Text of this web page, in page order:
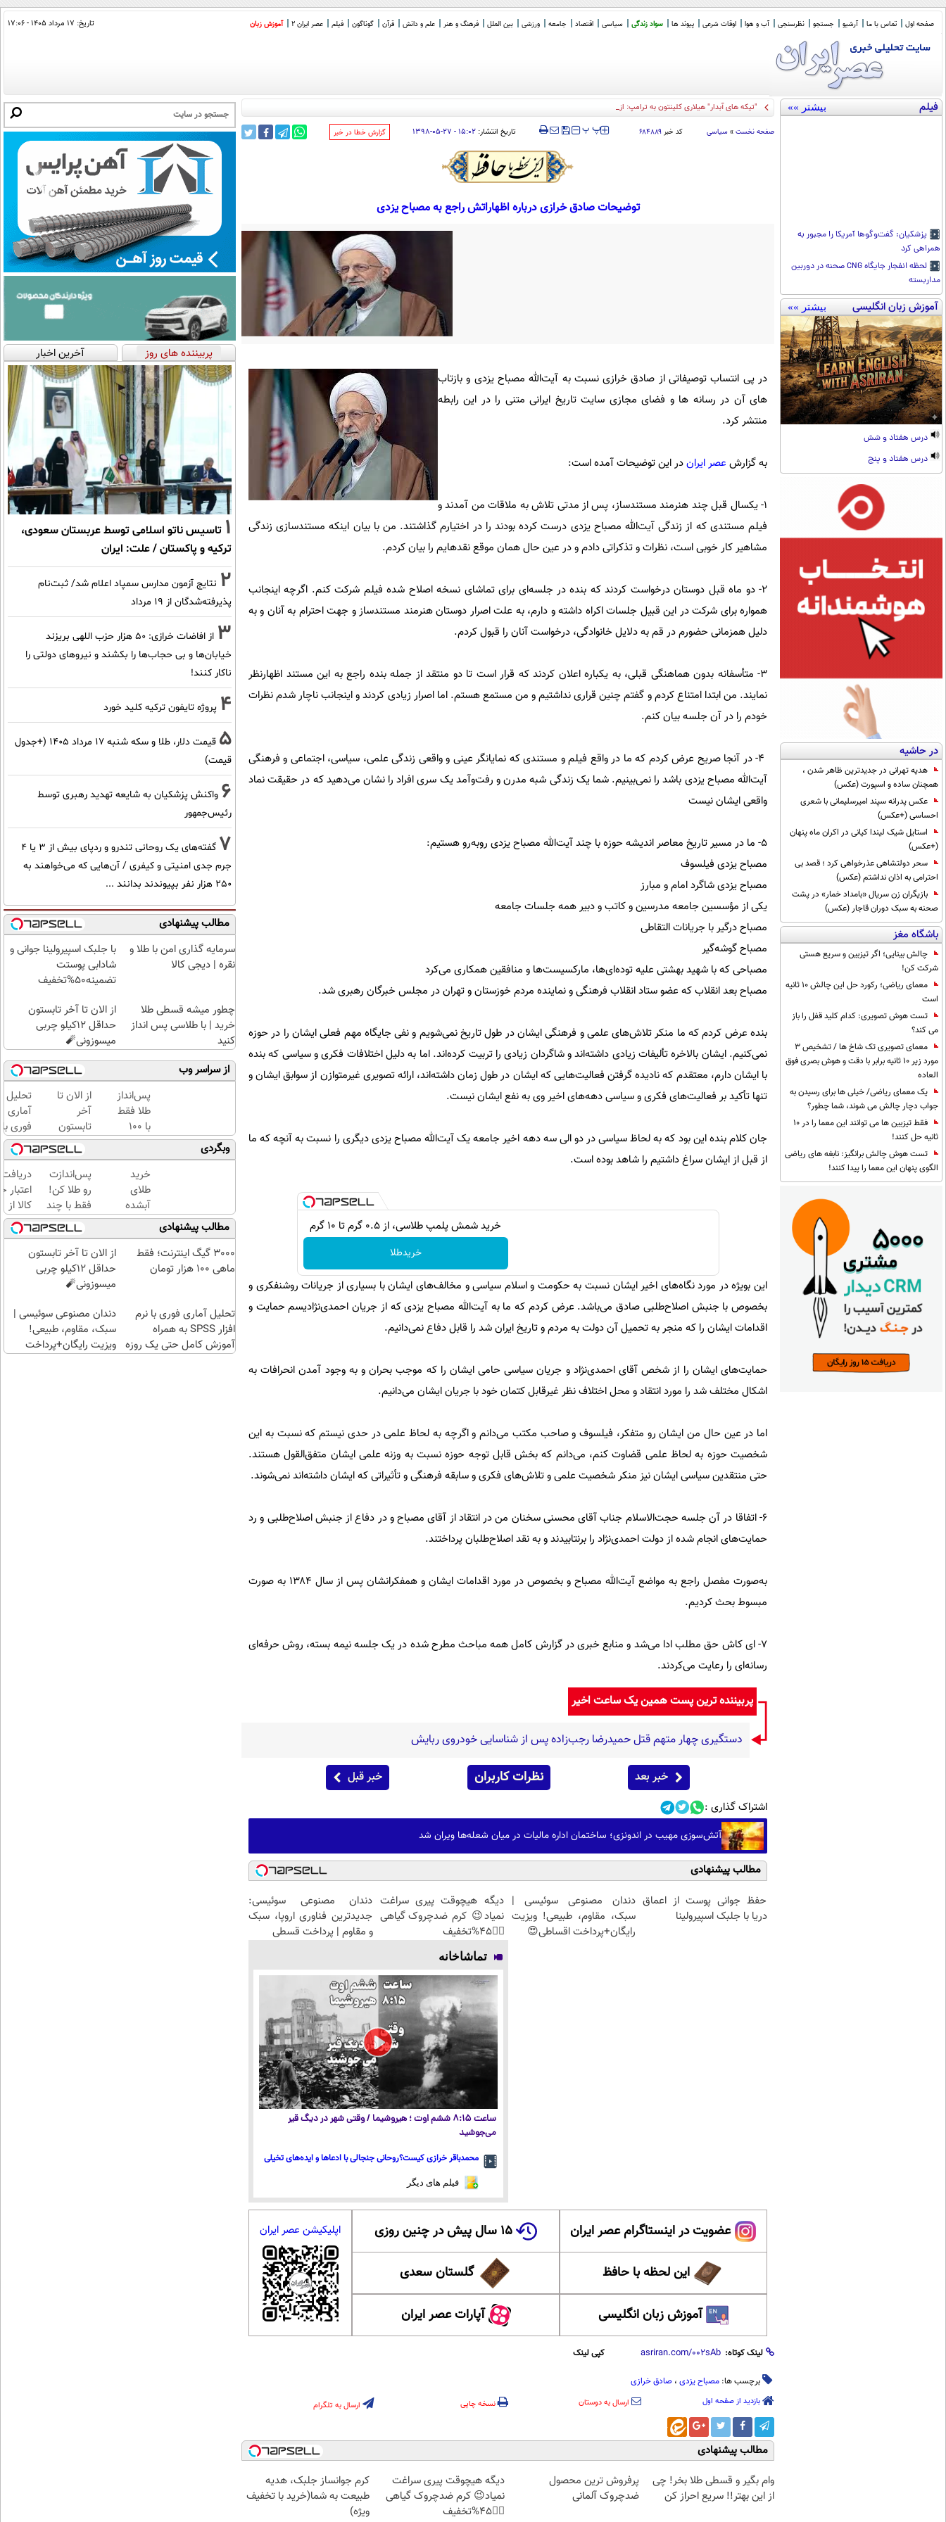
صفحه اول تماس با ما آرشیو جستجو نظرسنجی آب و هوا اوقات شرعی پیوند ها سواد زندگی سیاسی اقتصاد جامعه ورزشی بین الملل فرهنگ و هنر علم و دانش قرآن گوناگون فیلم عصر ایران 2 آموزش زبان تاریخ: ۱۷ مرداد ۱۴۰۵ - ۱۷:۰۶
فیلم بیشتر »»
پزشکیان: گفت‌و‌گو‌ها آمریکا را مجبور به
همراهی کرد
لحظه انفجار جایگاه CNG صحنه در دوربین
مداربسته
آموزش زبان انگلیسی بیشتر »»
درس هفتاد و شش
درس هفتاد و پنج
در حاشیه
هدیه تهرانی در جدیدترین ظاهر شدن ،
همچنان ساده و اسپورت (عکس)
عکس پدرانه سپند امیرسلیمانی با شعری
احساسی (+عکس)
استایل شیک لیندا کیانی در اکران ماه پنهان
(+عکس)
سحر دولتشاهی عذرخواهی کرد ؛ قصد بی
احترامی به اذان نداشتم (عکس)
بازیگران زن سریال «بامداد خمار» در پشت
صحنه به سبک دوران قاجار (عکس)
باشگاه مغز
چالش بینایی؛ اگر تیزبین و سریع هستی
شرکت کن!
معمای ریاضی؛ رکورد حل این چالش 10 ثانیه
است
تست هوش تصویری: کدام کلید قفل را باز
می کند؟
معمای تصویری تک شاخ ها / تشخیص 3
مورد زیر 10 ثانیه برابر با دقت و هوش بصری فوق
العاده
یک معمای ریاضی/ خیلی ها برای رسیدن به
جواب دچار چالش می شوند، شما چطور؟
فقط تیزبین ها می توانند این معما را در 10
ثانیه حل کنند!
تست هوش چالش برانگیز: نابغه های ریاضی
الگوی پنهان این معما را پیدا کنند!
"تیکه های آبدار" هیلاری کلینتون به ترامپ: از قصر صدام و ور رفتن ب
صفحه نخست » سیاسی کد خبر ۶۸۴۸۸۹ ‍‍‍ پپ تاریخ انتشار: ۱۵:۰۲ - ۲۷-۰۵-۱۳۹۸ ‌گزارش خطا در خبر
توضیحات صادق خرازی درباره اظهاراتش راجع به مصباح یزدی
در پی انتساب توصیفاتی از صادق خرازی نسبت به آیت‌الله مصباح یزدی و بازتاب
های آن در رسانه ها و فضای مجازی سایت تاریخ ایرانی متنی را در این رابطه
منتشر کرد.
به گزارش عصر ایراندر این توضیحات آمده است:
۱- یکسال قبل چند هنرمند مستندساز، پس از مدتی تلاش به ملاقات من آمدند و
فیلم مستندی كه از زندگی آیت‌الله مصباح یزدی درست كرده بودند را در اختيارم گذاشتند. من با بيان اينكه مستندسازی زندگی
مشاهير کار خوبی است، نظرات و تذکراتی دادم و در عين حال همان موقع نقدهایم را بیان کردم.
۲- دو ماه قبل دوستان درخواست کردند كه بنده در جلسه‌ای براى تماشاى نسخه اصلاح شده فيلم شرکت کنم. اگرچه اينجانب
همواره براى شركت در اين قبيل جلسات اکراه داشته و دارم، به علت اصرار دوستان هنرمند مستندساز و جهت احترام به آنان و به
دليل همزمانی حضورم در قم به دلايل خانوادگى، درخواست آنان را قبول كردم.
۳- متأسفانه بدون هماهنگی قبلی، به یکباره اعلان كردند كه قرار است تا دو منتقد از جمله بنده راجع به این مستند اظهارنظر
نمایند. من ابتدا امتناع کردم‌ و گفتم چنین قراری نداشتیم و من مستمع هستم. اما اصرار زیادی کردند و اینجانب ناچار شدم نظرات
خودم را در آن جلسه بيان كنم.
۴- در آنجا صریح عرض كردم كه ما در واقع فیلم و مستندی که نمایانگر عينى و واقعی زندگی علمی، سیاسی، اجتماعی و فرهنگی
آیت‌الله مصباح یزدی باشد را نمی‌بینیم. شما یک زندگی شبه مدرن و رفت‌وآمد یک سری افراد را نشان می‌دهید که در حقیقت نماد
واقعی ایشان نیست
۵- ما در مسیر تاریخ معاصر اندیشه حوزه با چند آیت‌الله مصباح یزدی روبه‌رو هستيم:
مصباح یزدی فیلسوف
مصباح یزدی شاگرد امام و مبارز
یکی از مؤسسین جامعه مدرسین و کاتب و دبیر همه جلسات جامعه
مصباح درگیر با جریانات التقاطی
مصباح گوشه‌گیر
مصباحی كه با شهید بهشتی علیه توده‌ای‌ها، مارکسیست‌ها و منافقین همكارى می‌کرد
مصباح بعد انقلاب كه عضو ستاد انقلاب فرهنگى و نماينده مردم خوزستان و تهران در مجلس خبرگان رهبرى شد.
بنده عرض كردم كه ما منکر تلاش‌های علمى و فرهنگى ايشان در طول تاريخ نمی‌شویم و نفى جايگاه مهم فعلى ايشان را در حوزه
نمی‌کنیم. ايشان بالاخره تألیفات زيادى داشته‌اند و شاگردان زيادى را تربیت ‌کرده‌اند. اما به دلیل اختلافات فكرى و سياسى كه بنده
با ايشان دارم، معتقدم كه ناديده گرفتن فعالیت‌هایی كه ايشان در طول زمان داشته‌اند، ارائه تصويرى غيرمتوازن از سوابق ايشان و
تنها تأکید بر فعالیت‌های فكرى و سياسى دهه‌های اخير وى به نفع ايشان نيست.
جان كلام بنده اين بود كه به لحاظ سیاسی در دو الی سه دهه اخیر جامعه یک آیت‌الله مصباح یزدی دیگری را نسبت به آنچه كه ما
از قبل از ايشان سراغ داشتيم را شاهد بوده است.
خرید شمش پلمپ طلاسی، از ۰.۵ گرم تا ۱۰ گرم
خریدطلا
اين بويژه در مورد نگاه‌های اخير ايشان نسبت به حكومت و اسلام سياسى و مخالف‌های ايشان با بسيارى از جريانات روشنفكرى و
بخصوص با جنبش اصلاح‌طلبی صادق می‌باشد. عرض كردم كه ما به آیت‌الله مصباح یزدی که از جریان احمدی‌نژادیسم حمايت و
اقدامات ايشان را كه منجر به تحميل آن دولت به مردم و تاریخ ایران شد را قابل دفاع نمی‌دانیم.
حمایت‌های ایشان را از شخص آقای احمدی‌نژاد و جريان سياسى حامى ايشان را كه موجب بحران و به وجود آمدن انحرافات به
اشکال مختلف شد را مورد انتقاد و محل اختلاف نظر غیرقابل کتمان خود با جريان ايشان می‌دانيم.
اما در عين حال من ایشان رو متفکر، فیلسوف و صاحب مكتب می‌دانم و اگرچه به لحاظ علمی در حدی نیستم که نسبت به این
شخصیت حوزه به لحاظ علمى قضاوت كنم، می‌دانم كه بخش قابل توجه حوزه نسبت به وزنه علمی ایشان متفق‌القول هستند.
حتی منتقدین سیاسی ایشان نيز منکر شخصیت علمی و تلاش‌های فکری و سابقه فرهنگی و تأثیراتی كه ایشان داشته‌اند نمی‌شوند.
۶- اتفاقا در آن جلسه حجت‌الاسلام جناب آقای محسنی سخنان من در انتقاد از آقای مصباح و در دفاع از جنبش اصلاح‌طلبی و رد
حمایت‌های انجام شده از دولت احمدی‌نژاد را برنتابیدند و به نقد اصلاح‌طلبان پرداختند.
به‌صورت مفصل راجع به مواضع آیت‌الله مصباح و بخصوص در مورد اقدامات ايشان و همفكرانشان پس از سال ۱۳۸۴ به صورت
مبسوط بحث کردیم.
۷- ای ‌کاش حق مطلب ادا می‌شد و منابع خبرى در گزارش كامل همه مباحث مطرح شده در یک جلسه نیمه بسته، روش حرفه‌ای
رسانه‌ای را رعايت می‌کردند.
پربیننده ترین پست همین یک ساعت اخیر
دستگیری چهار متهم قتل حمیدرضا رجب‌زاده پس از شناسایی خودروی ربایش
خبر بعد نظرات کاربران خبر قبل
اشتراک گذاری :
آتش‌سوزی مهیب در اندونزی؛ ساختمان اداره مالیات در میان شعله‌ها ویران شد
مطالب پیشنهادی
حفظ جوانی پوست از اعماق
دریا با جلبک اسپیرولینا
دندان مصنوعی سوئیسی |
سبک، مقاوم، طبیعی! ویزیت
رایگان+پرداخت اقساطی😍
دیگه هیچوقت پیری سراغت
نمیاد😉 کرم ضدچروک گیاهی
👈🏻45%تخفیف
دندان مصنوعی سوئیسی:
جدیدترین فناوری اروپا، سبک
و مقاوم | پرداخت قسطی
تماشاخانه
ساعت ۸:۱۵ ششم اوت ؛ هیروشیما / وقتی شهر در دیگ قیر
می‌جوشید
محمدباقر خرازی کیست؟روحانی جنجالی با ادعاها و ایده‌های تخیلی
فیلم های دیگر
عضویت در اینستاگرام عصر ایران ۱۵ سال پیش در چنین روزی
این لحظه با حافظ گلستان سعدی
آموزش زبان انگلیسی آپارات عصر ایران
اپلیکیشن عصر ایران
لینک کوتاه: کپی لینک
برچسب ها: مصباح یزدی ، صادق خرازی
بازدید از صفحه اول ارسال به دوستان نسخه چاپی ارسال به تلگرام
مطالب پیشنهادی
وام بگیر و قسطی طلا بخر! چی
از این بهتر!! سریع احراز کن
پرفروش ترین محصول
ضدچروک آلمانی
دیگه هیچوقت پیری سراغت
نمیاد😉 کرم ضدچروک گیاهی
👈🏻45%تخفیف
کرم جوانساز جلبک، هدیه
طبیعت به شما(خرید با تخفیف
ویژه)
پربیننده های روز آخرین اخبار
1 تاسیس ناتو اسلامی توسط عربستان سعودی،
ترکیه و پاکستان / علت: ایران
2 نتایج آزمون مدارس سمپاد اعلام شد/ ثبت‌نام
پذیرفته‌شدگان از ۱۹ مرداد
3
از افاضات خرازی: ۵۰ هزار حزب اللهی بریزند
خیابان‌ها و بی حجاب‌ها را بکشند و نیرو‌های دولتی را
ناکار کنند!
4 پروژه تایفون ترکیه کلید خورد
5
قیمت دلار، طلا و سکه شنبه ۱۷ مرداد ۱۴۰۵ (+جدول
قیمت)
6 واکنش پزشکیان به شایعه تهدید رهبری توسط
رئیس‌جمهور
7
گفته‌های یک روحانی تندرو و ردپای بیش از ۳ یا ۴
جرم جدی امنیتی و کیفری / آن‌هایی که می‌خواهند به
۲۵۰ هزار نفر بپیوندند بدانند ...
مطالب پیشنهادی
سرمایه گذاری امن با طلا و
نقره | دیجی کالا
با جلبک اسپیرولینا جوانی و
شادابی پوستت
تضمینه50%تخفیف
چطور میشه قسطی طلا
خرید | با طلاسی پس انداز
کنید
از الان تا آخر تابستون
حداقل 12کیلو چربی
میسوزونی🧨
از سراسر وب
پس‌انداز
طلا فقط
با ۱۰۰
هزارتومان
(امن و
راحت)
از الان تا
آخر
تابستون
حداقل
12کیلو
چربی
میسوزونی
🧨
تحلیل
آماری
فوری با
نرم
افزار
SPSS
به
همراه
آموزش
کامل
حتی
وبگردی
خرید
طلای
آبشده
حتی با
۱۰۰هزارتومان
پس‌اندازت
رو طلا کن!
فقط با چند
کلیک با
حداقل‌ترین
مبلغ...
دریافت
اعتبار
کالا از
ضامن،
بهره)
مطالب پیشنهادی
3000 گیگ اینترنت؛ فقط
ماهی 100 هزار تومان
از الان تا آخر تابستون
حداقل 12کیلو چربی
میسوزونی🧨
تحلیل آماری فوری با نرم
افزار SPSS به همراه
آموزش کامل حتی یک روزه
دندان مصنوعی سوئیسی |
سبک، مقاوم، طبیعی!
ویزیت رایگان+پرداخت